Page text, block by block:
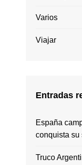
Varios
Viajar
Entradas
España
conquista su
Truco